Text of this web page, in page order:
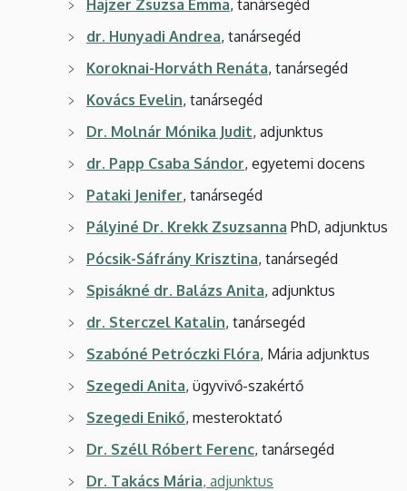
Hajzer Zsuzsa Emma, tanársegéd
dr. Hunyadi Andrea, tanársegéd
Koroknai-Horváth Renáta, tanársegéd
Kovács Evelin, tanársegéd
Dr. Molnár Mónika Judit, adjunktus
dr. Papp Csaba Sándor, egyetemi docens
Pataki Jenifer, tanársegéd
Pályiné Dr. Krekk Zsuzsanna PhD, adjunktus
Pócsik-Sáfrány Krisztina, tanársegéd
Spisákné dr. Balázs Anita, adjunktus
dr. Sterczel Katalin, tanársegéd
Szabóné Petróczki Flóra, Mária adjunktus
Szegedi Anita, ügyvivő-szakértő
Szegedi Enikő, mesteroktató
Dr. Széll Róbert Ferenc, tanársegéd
Dr. Takács Mária, adjunktus